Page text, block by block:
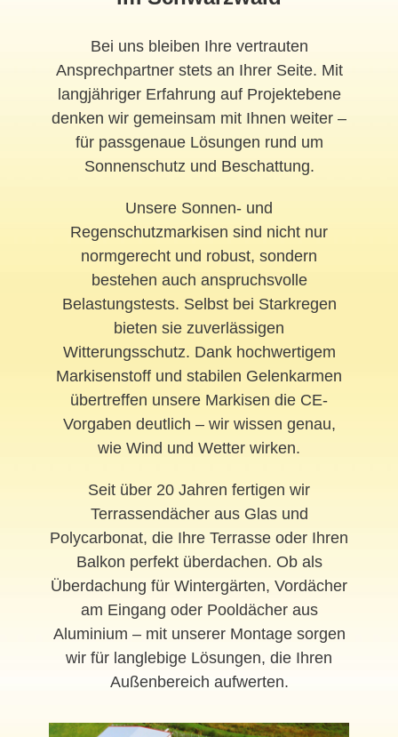
Bei uns bleiben Ihre vertrauten
Ansprechpartner stets an Ihrer Seite. Mit
langjähriger Erfahrung auf Projektebene
denken wir gemeinsam mit Ihnen weiter –
für passgenaue Lösungen rund um
Sonnenschutz und Beschattung.
Unsere Sonnen- und
Regenschutzmarkisen sind nicht nur
normgerecht und robust, sondern
bestehen auch anspruchsvolle
Belastungstests. Selbst bei Starkregen
bieten sie zuverlässigen
Witterungsschutz. Dank hochwertigem
Markisenstoff und stabilen Gelenkarmen
übertreffen unsere Markisen die CE-
Vorgaben deutlich – wir wissen genau,
wie Wind und Wetter wirken.
Seit über 20 Jahren fertigen wir
Terrassendächer aus Glas und
Polycarbonat, die Ihre Terrasse oder Ihren
Balkon perfekt überdachen. Ob als
Überdachung für Wintergärten, Vordächer
am Eingang oder Pooldächer aus
Aluminium – mit unserer Montage sorgen
wir für langlebige Lösungen, die Ihren
Außenbereich aufwerten.